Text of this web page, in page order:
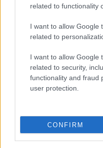
related to functionality
I want to allow Google
related to
I want to allow Google
related to security,
functionality and fraud
user protection.
CONFIRM
Cadillac Eldorado
következzen egy
távirányítós, hogy még